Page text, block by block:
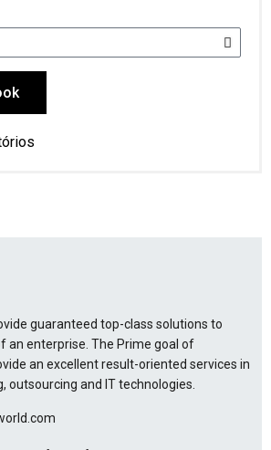
guaranteed top-class solutions to
an enterprise. The Prime goal of
an excellent result-oriented services in
outsourcing and IT technologies.